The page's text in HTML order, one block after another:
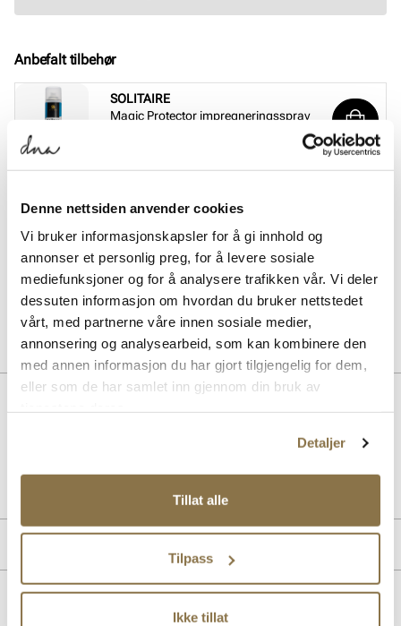
Denne nettsiden anvender cookies
Vi bruker informasjonskapsler for å gi innhold og
annonser et personlig preg, for å levere sosiale
mediefunksjoner og for å analysere trafikken vår. Vi deler
dessuten informasjon om hvordan du bruker nettstedet
vårt, med partnerne våre innen sosiale medier,
annonsering og analysearbeid, som kan kombinere den
med annen informasjon du har gjort tilgjengelig for dem,
eller som de har samlet inn gjennom din bruk av
Detaljer
Tillat alle
Tilpass
Ikke tillat
Anbefalt tilbehør
SOLITAIRE
Magic Protector impregneringsspray
Pris
149,-
BERGAL
Bamboo Comfort
Pris
229,-
Overdel:Textil
Lignende produkter